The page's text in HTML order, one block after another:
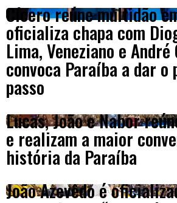
Cícero reúne multidão
oficializa chapa com
Lima, Veneziano e André
convoca Paraíba a dar o
passo
Lucas, João e Nabor
e realizam a maior
história da Paraíba
João Azevêdo é